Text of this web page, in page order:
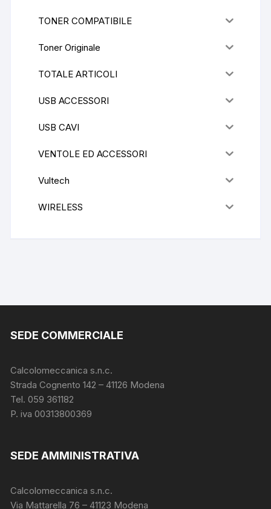
TONER COMPATIBILE
Toner Originale
TOTALE ARTICOLI
USB ACCESSORI
USB CAVI
VENTOLE ED ACCESSORI
Vultech
WIRELESS
SEDE COMMERCIALE
Calcolomeccanica s.n.c.
Strada Cognento 142 – 41126 Modena
Tel. 059 361182
P. iva 00313800369
SEDE AMMINISTRATIVA
Calcolomeccanica s.n.c.
Via Mattarella 76 – 41123 Modena